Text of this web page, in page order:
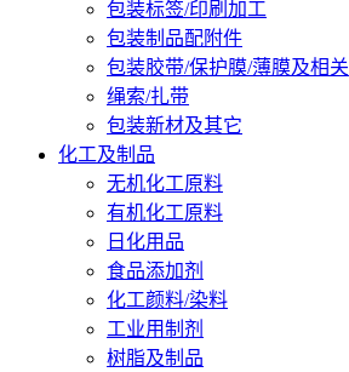
包装标签/印刷加工
包装制品配附件
包装胶带/保护膜/薄膜及相关
绳索/扎带
包装新材及其它
化工及制品
无机化工原料
有机化工原料
日化用品
食品添加剂
化工颜料/染料
工业用制剂
树脂及制品